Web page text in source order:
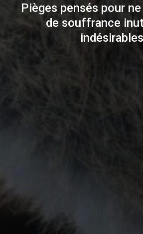
Pièges pensés pour
de souffrance
indésirables